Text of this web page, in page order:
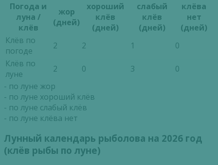
Погода и
луна /
клёв
жор
(дней)
хороший
клёв
(дней)
слабый
клёв
(дней)
клёва
нет
(дней)
Клёв по
погоде
2 2 1
0
Клёв по
луне
2 0 3
0
- по луне жор
- по луне хороший клёв
- по луне слабый клёв
- по луне клёва нет
Лунный календарь рыболова на 2026 год
(клёв рыбы по луне)